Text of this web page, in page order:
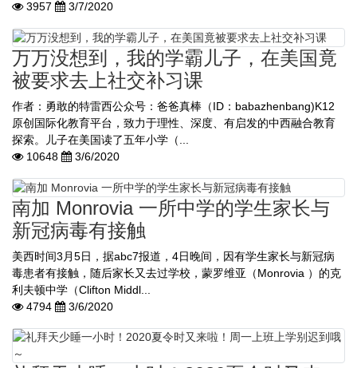
3957
3/7/2020
万万没想到，我的学霸儿子，在美国竟
被要求去上社交补习课
作者：勇敢的特雷西公众号：爸爸真棒（ID：babazhenbang)K12
原创国际化教育平台，致力于理性、深度、有启发的中西融合教育
探索。儿子在美国读了五年小学（...
10648
3/6/2020
南加 Monrovia 一所中学的学生家长与
新冠病毒有接触
美西时间3月5日，据abc7报道，4日晚间，因有学生家长与新冠病
毒患者有接触，随后家长又去过学校，蒙罗维亚（Monrovia ）的克
利夫顿中学（Clifton Middl...
4794
3/6/2020